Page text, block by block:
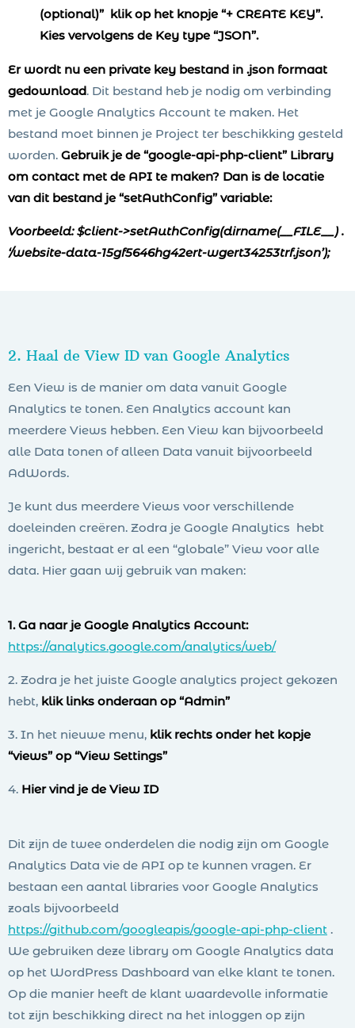
(optional)” klik op het knopje “+ CREATE KEY”.
Kies vervolgens de Key type “JSON”.
Er wordt nu een private key bestand in .json formaat
gedownload. Dit bestand heb je nodig om verbinding
met je Google Analytics Account te maken. Het
bestand moet binnen je Project ter beschikking gesteld
worden. Gebruik je de “google-api-php-client” Library
om contact met de API te maken? Dan is de locatie
van dit bestand je “setAuthConfig” variable:
Voorbeeld: $client->setAuthConfig(dirname(__FILE__) .
‘/website-data-15gf5646hg42ert-wgert34253trf.json’);
2. Haal de View ID van Google Analytics
Een View is de manier om data vanuit Google
Analytics te tonen. Een Analytics account kan
meerdere Views hebben. Een View kan bijvoorbeeld
alle Data tonen of alleen Data vanuit bijvoorbeeld
AdWords.
Je kunt dus meerdere Views voor verschillende
doeleinden creëren. Zodra je Google Analytics hebt
ingericht, bestaat er al een “globale” View voor alle
data. Hier gaan wij gebruik van maken:
1. Ga naar je Google Analytics Account:
https://analytics.google.com/analytics/web/
2. Zodra je het juiste Google analytics project gekozen
hebt, klik links onderaan op “Admin”
3. In het nieuwe menu, klik rechts onder het kopje
“views” op “View Settings”
4. Hier vind je de View ID
Dit zijn de twee onderdelen die nodig zijn om Google
Analytics Data vie de API op te kunnen vragen. Er
bestaan een aantal libraries voor Google Analytics
zoals bijvoorbeeld
https://github.com/googleapis/google-api-php-client .
We gebruiken deze library om Google Analytics data
op het WordPress Dashboard van elke klant te tonen.
Op die manier heeft de klant waardevolle informatie
tot zijn beschikking direct na het inloggen op zijn